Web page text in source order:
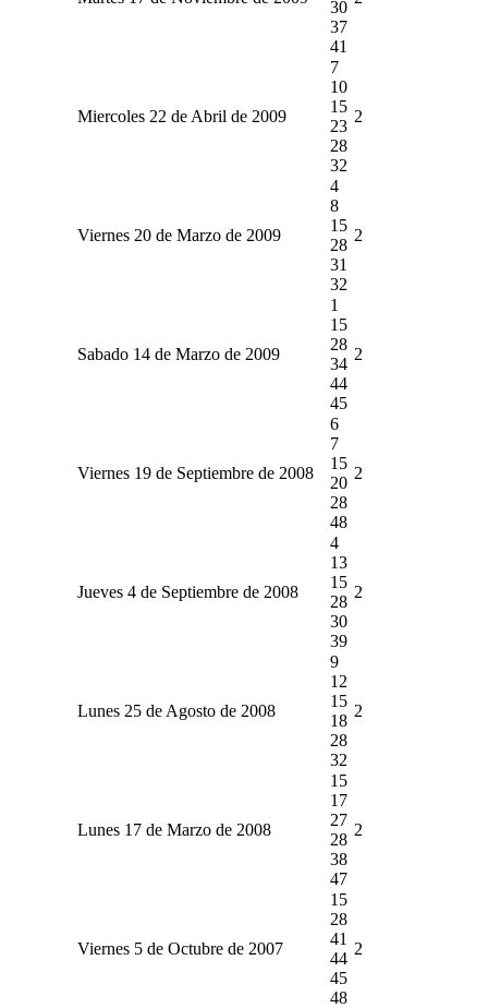
30
37
41
Miercoles 22 de Abril de 2009
7
10
15
23
28
32
2
Viernes 20 de Marzo de 2009
4
8
15
28
31
32
2
Sabado 14 de Marzo de 2009
1
15
28
34
44
45
2
Viernes 19 de Septiembre de 2008
6
7
15
20
28
48
2
Jueves 4 de Septiembre de 2008
4
13
15
28
30
39
2
Lunes 25 de Agosto de 2008
9
12
15
18
28
32
2
Lunes 17 de Marzo de 2008
15
17
27
28
38
47
2
Viernes 5 de Octubre de 2007
15
28
41
44
45
48
2